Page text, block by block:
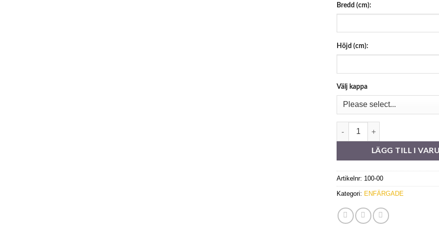
Bredd (cm):
Höjd (cm):
Välj kappa
Sandatex 5 mängd
LÄGG TILL I
Artikelnr: 100-00
Kategori: ENFÄRGADE